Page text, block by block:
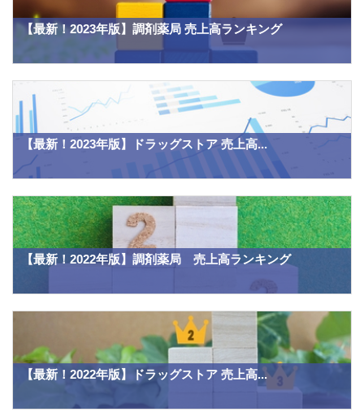
【最新！2023年版】調剤薬局 売上高ランキング
【最新！2023年版】ドラッグストア 売上高...
【最新！2022年版】調剤薬局 売上高ランキング
【最新！2022年版】ドラッグストア 売上高...